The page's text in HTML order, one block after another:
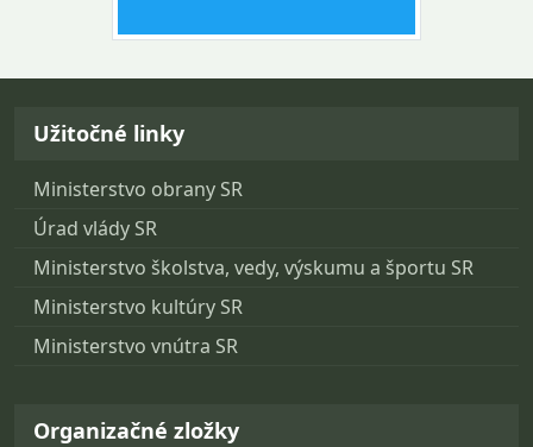
Návrat na začiatok stránky
Užitočné linky
Ministerstvo obrany SR
Úrad vlády SR
Ministerstvo školstva, vedy, výskumu a športu SR
Ministerstvo kultúry SR
Ministerstvo vnútra SR
Organizačné zložky